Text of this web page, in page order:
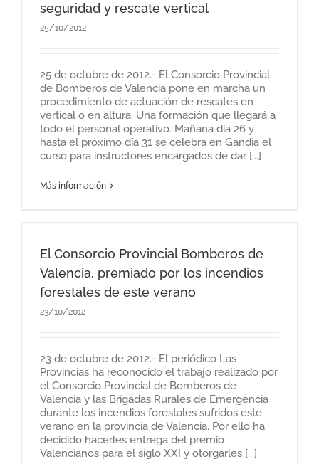
seguridad y rescate vertical
25/10/2012
25 de octubre de 2012.- El Consorcio Provincial
de Bomberos de Valencia pone en marcha un
procedimiento de actuación de rescates en
vertical o en altura. Una formación que llegará a
todo el personal operativo. Mañana día 26 y
hasta el próximo día 31 se celebra en Gandia el
curso para instructores encargados de dar [...]
Más información
El Consorcio Provincial Bomberos de
Valencia, premiado por los incendios
forestales de este verano
23/10/2012
23 de octubre de 2012.- El periódico Las
Provincias ha reconocido el trabajo realizado por
el Consorcio Provincial de Bomberos de
Valencia y las Brigadas Rurales de Emergencia
durante los incendios forestales sufridos este
verano en la provincia de Valencia. Por ello ha
decidido hacerles entrega del premio
Valencianos para el siglo XXI y otorgarles [...]